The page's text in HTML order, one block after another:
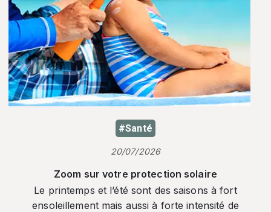
#Santé
20/07/2026
Zoom sur votre protection solaire
Le printemps et l’été sont des saisons à fort
ensoleillement mais aussi à forte intensité de